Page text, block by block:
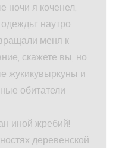
ночи я коченел,
наутро
меня к
скажете вы, но
жукикувыркуны и
обитатели
иной жребий!
деревенской